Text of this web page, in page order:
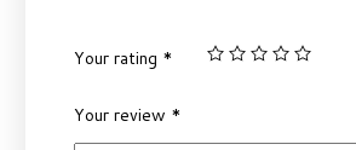
Your rating *
Your review *